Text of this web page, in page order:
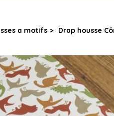
a motifs Drap housse